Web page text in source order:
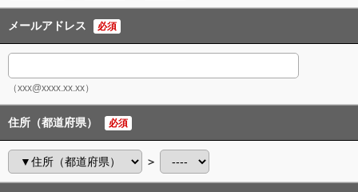
メールアドレス 必須
（xxx@xxxx.xx.xx）
住所（都道府県） 必須
＞